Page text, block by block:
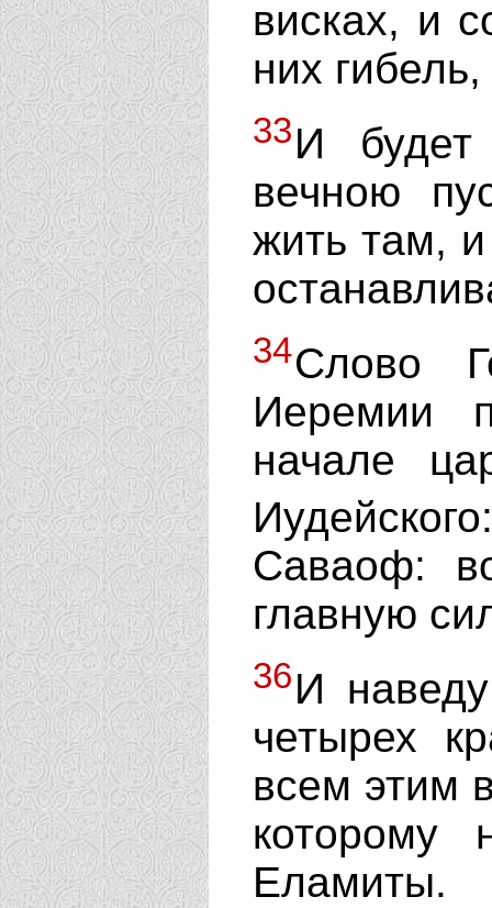
висках, и
них
33И
вечною
жить там,
34Слово
Иеремии
начале
Саваоф:
главную
36И
четырех
всем этим
которому
Еламиты.